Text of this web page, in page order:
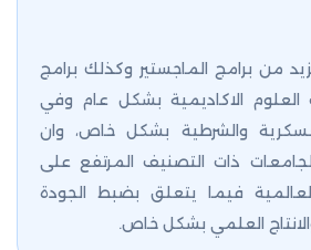
من برامج الماجستير وكذلك برامج
الاكاديمية بشكل عام وفي
والشرطية بشكل خاص، وان
ذات التصنيف المرتفع على
فيما يتعلق بضبط الجودة
العلمي بشكل خاص.